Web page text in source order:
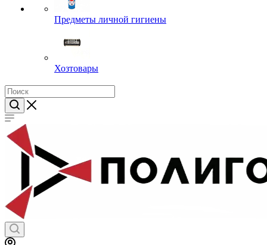
Предметы личной гигиены
Хозтовары